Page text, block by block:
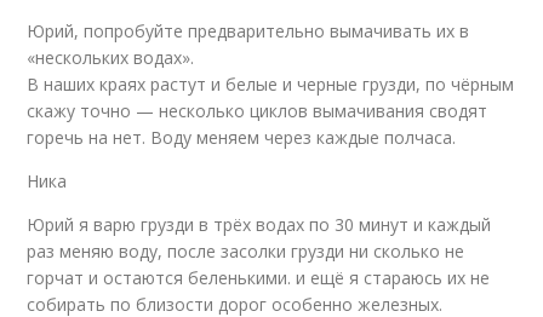
Юрий, попробуйте предварительно вымачивать их в
«нескольких водах».
В наших краях растут и белые и черные грузди, по чёрным
скажу точно — несколько циклов вымачивания сводят
горечь на нет. Воду меняем через каждые полчаса.
Ника
Юрий я варю грузди в трёх водах по 30 минут и каждый
раз меняю воду, после засолки грузди ни сколько не
горчат и остаются беленькими. и ещё я стараюсь их не
собирать по близости дорог особенно железных.